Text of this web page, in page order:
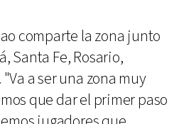
comparte la zona junto
Santa Fe, Rosario,
a ser una zona muy
que dar el primer paso